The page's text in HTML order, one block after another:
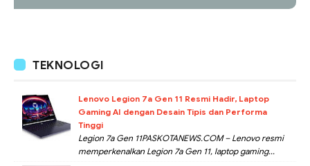
TEKNOLOGI
Lenovo Legion 7a Gen 11 Resmi Hadir, Laptop
Gaming AI dengan Desain Tipis dan Performa
Tinggi
Legion 7a Gen 11PASKOTANEWS.COM – Lenovo resmi
memperkenalkan Legion 7a Gen 11, laptop gaming...